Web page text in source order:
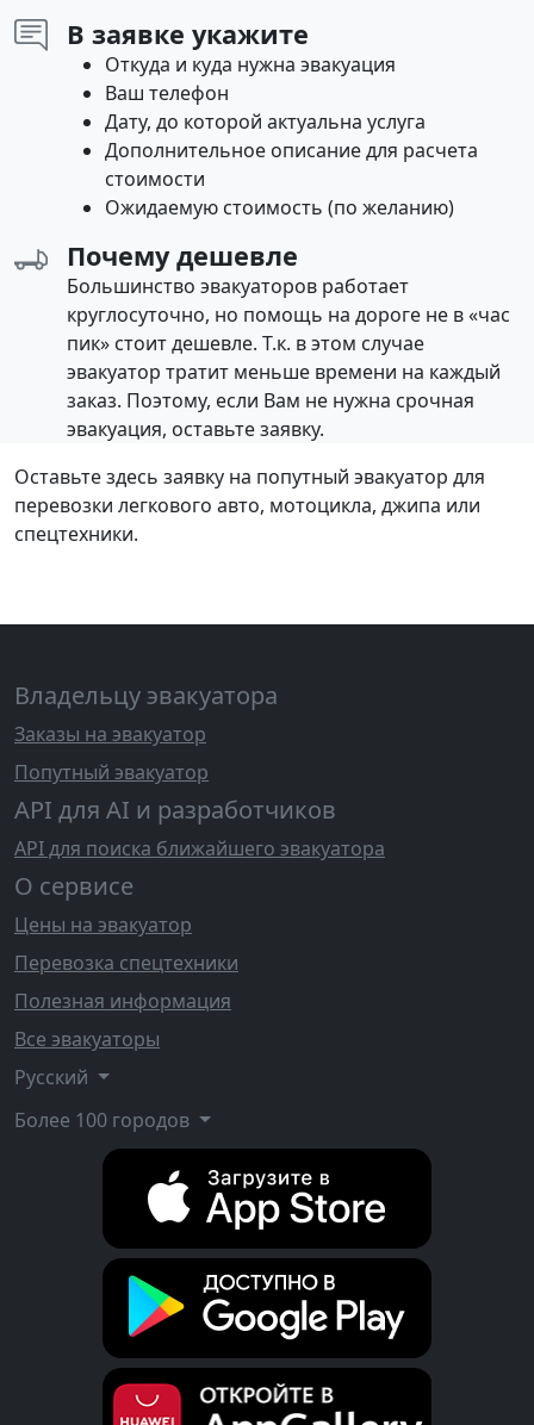
В заявке укажите
Откуда и куда нужна эвакуация
Ваш телефон
Дату, до которой актуальна услуга
Дополнительное описание для расчета
стоимости
Ожидаемую стоимость (по желанию)
Почему дешевле
Большинство эвакуаторов работает
круглосуточно, но помощь на дороге не в «час
пик» стоит дешевле. Т.к. в этом случае
эвакуатор тратит меньше времени на каждый
заказ. Поэтому, если Вам не нужна срочная
эвакуация, оставьте заявку.
Оставьте здесь заявку на попутный эвакуатор для
перевозки легкового авто, мотоцикла, джипа или
спецтехники.
Владельцу эвакуатора
Заказы на эвакуатор
Попутный эвакуатор
API для AI и разработчиков
API для поиска ближайшего эвакуатора
О сервисе
Цены на эвакуатор
Перевозка спецтехники
Полезная информация
Все эвакуаторы
Русский
Более 100 городов